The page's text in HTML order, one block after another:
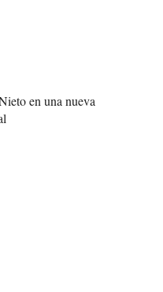
en una nueva